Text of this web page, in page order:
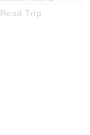
Road Trip